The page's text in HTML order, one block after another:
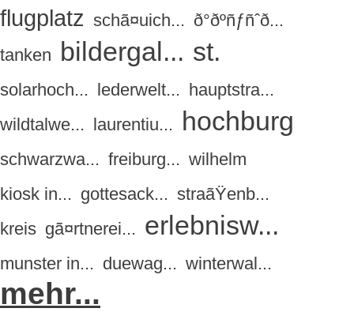
flugplatz schã¤uich... ð°ðºñƒñˆð...
tanken bildergal... st.
solarhoch... lederwelt... hauptstra...
wildtalwe... laurentiu... hochburg
schwarzwa... freiburg... wilhelm
kiosk in... gottesack... straãŸenb...
kreis gã¤rtnerei... erlebnisw...
munster in... duewag... winterwal...
mehr...